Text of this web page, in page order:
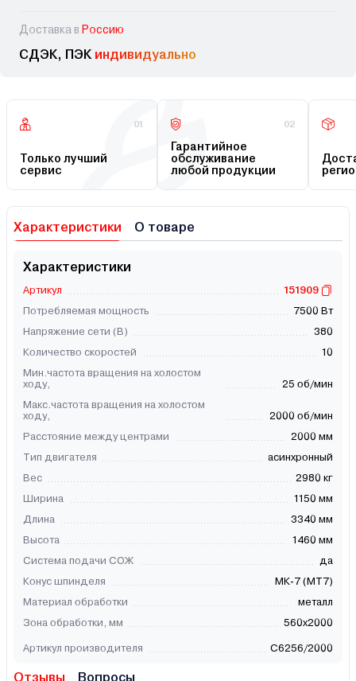
Доставка в Россию
СДЭК, ПЭК индивидуально
01
Только лучший
сервис
02
Гарантийное
обслуживание
любой продукции
Характеристики О товаре
Характеристики
Артикул
151909
Потребляемая мощность
7500 Вт
Напряжение сети (В)
380
Количество скоростей
10
Мин.частота вращения на холостом
ходу,
25 об/мин
Макс.частота вращения на холостом
ходу,
2000 об/мин
Расстояние между центрами
2000 мм
Тип двигателя
асинхронный
Вес
2980 кг
Ширина
1150 мм
Длина
3340 мм
Высота
1460 мм
Система подачи СОЖ
да
Конус шпинделя
МК-7 (МТ7)
Материал обработки
металл
Зона обработки, мм
560х2000
Артикул производителя C6256/2000
Отзывы Вопросы